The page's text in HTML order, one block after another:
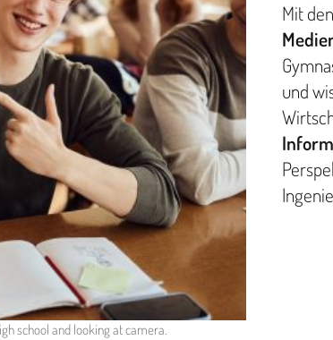
school and looking at camera.
Mit
und